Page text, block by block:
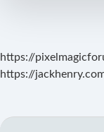
https://
https://